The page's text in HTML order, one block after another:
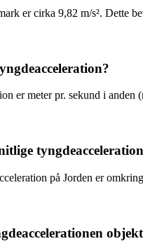
er cirka 9,82 m/s². Dette
er meter pr. sekund i
på Jorden er